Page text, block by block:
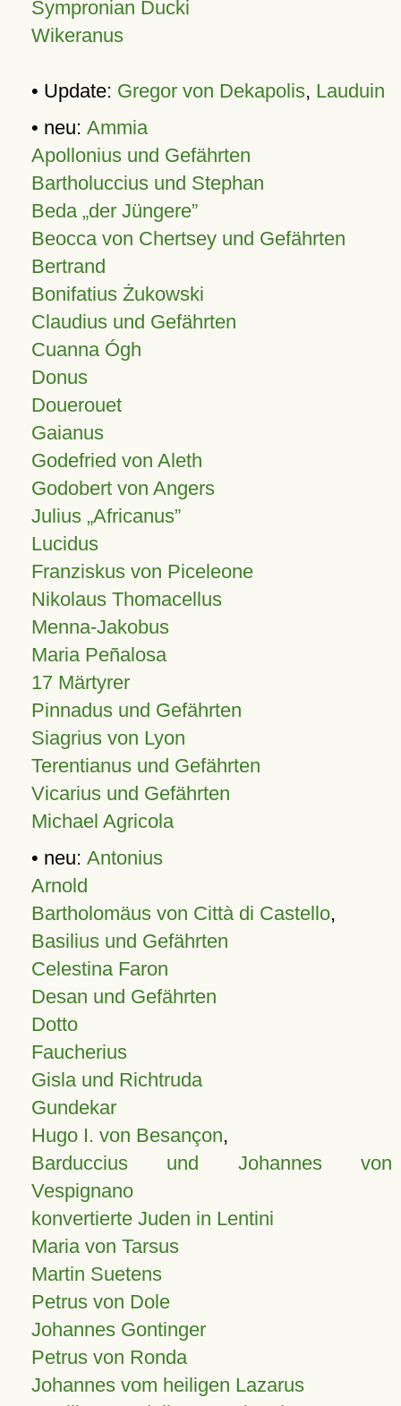
Sympronian Ducki
Wikeranus
• Update: Gregor von Dekapolis, Lauduin
• neu: Ammia
Apollonius und Gefährten
Bartholuccius und Stephan
Beda „der Jüngere”
Beocca von Chertsey und Gefährten
Bertrand
Bonifatius Żukowski
Claudius und Gefährten
Cuanna Ógh
Donus
Douerouet
Gaianus
Godefried von Aleth
Godobert von Angers
Julius Africanus
Lucidus
Franziskus von Piceleone
Nikolaus Thomacellus
Menna-Jakobus
Maria Peñalosa
17 Märtyrer
Pinnadus und Gefährten
Siagrius von Lyon
Terentianus und Gefährten
Vicarius und Gefährten
Michael Agricola
• neu: Antonius
Arnold
Bartholomäus von Città di Castello,
Basilius und Gefährten
Celestina Faron
Desan und Gefährten
Dotto
Faucherius
Gisla und Richtruda
Gundekar
Hugo I. von Besançon,
Barduccius und Johannes von
Vespignano
konvertierte Juden in Lentini
Maria von Tarsus
Martin Suetens
Petrus von Dole
Johannes Gontinger
Petrus von Ronda
Johannes vom heiligen Lazarus